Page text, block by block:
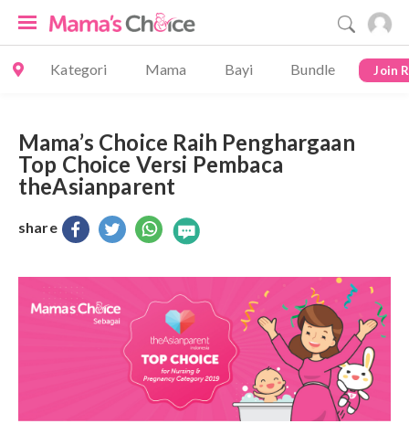
Kategori Mama Bayi Bundle Join
Mama’s Choice Raih Penghargaan
Top Choice Versi Pembaca
theAsianparent
share